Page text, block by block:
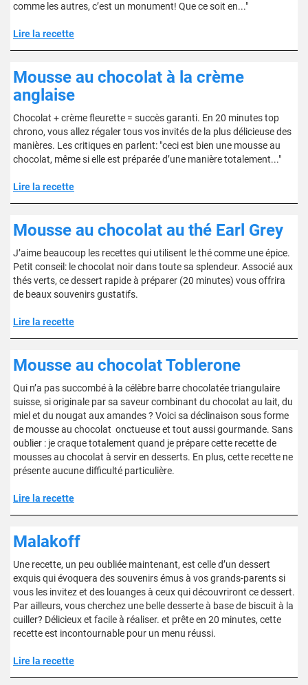
comme les autres, c’est un monument! Que ce soit en..."
Lire la recette
Mousse au chocolat à la crème
anglaise
Chocolat + crème fleurette = succès garanti. En 20 minutes top
chrono, vous allez régaler tous vos invités de la plus délicieuse des
manières. Les critiques en parlent: "ceci est bien une mousse au
chocolat, même si elle est préparée d’une manière totalement..."
Lire la recette
Mousse au chocolat au thé Earl Grey
J’aime beaucoup les recettes qui utilisent le thé comme une épice.
Petit conseil: le chocolat noir dans toute sa splendeur. Associé aux
thés verts, ce dessert rapide à préparer (20 minutes) vous offrira
de beaux souvenirs gustatifs.
Lire la recette
Mousse au chocolat Toblerone
Qui n’a pas succombé à la célèbre barre chocolatée triangulaire
suisse, si originale par sa saveur combinant du chocolat au lait, du
miel et du nougat aux amandes ? Voici sa déclinaison sous forme
de mousse au chocolat onctueuse et tout aussi gourmande. Sans
oublier : je craque totalement quand je prépare cette recette de
mousses au chocolat à servir en desserts. En plus, cette recette ne
présente aucune difficulté particulière.
Lire la recette
Malakoff
Une recette, un peu oubliée maintenant, est celle d’un dessert
exquis qui évoquera des souvenirs émus à vos grands-parents si
vous les invitez et des louanges à ceux qui découvriront ce dessert.
Par ailleurs, vous cherchez une belle desserte à base de biscuit à la
cuiller? Délicieux et facile à réaliser. et prête en 20 minutes, cette
recette est incontournable pour un menu réussi.
Lire la recette